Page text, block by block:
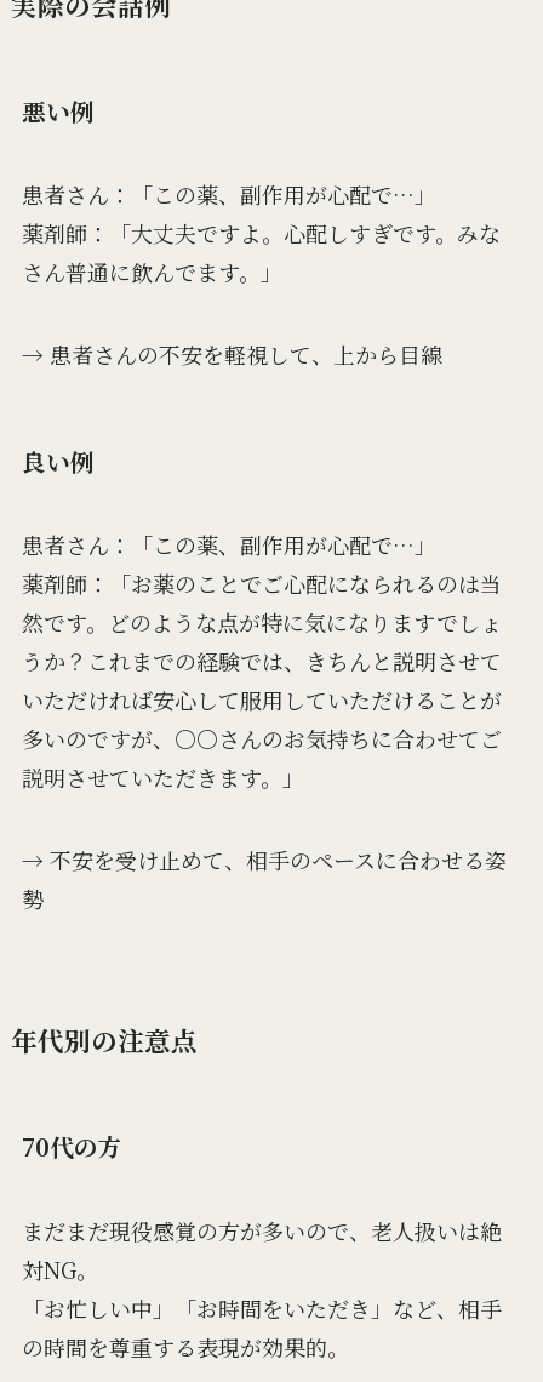
悪い例
患者さん：「この薬、副作用が心配で…」
薬剤師：「大丈夫ですよ。心配しすぎです。みな
さん普通に飲んでます。」
→ 患者さんの不安を軽視して、上から目線
良い例
患者さん：「この薬、副作用が心配で…」
薬剤師：「お薬のことでご心配になられるのは当
然です。どのような点が特に気になりますでしょ
うか？これまでの経験では、きちんと説明させて
いただければ安心して服用していただけることが
多いのですが、○○さんのお気持ちに合わせてご
説明させていただきます。」
→ 不安を受け止めて、相手のペースに合わせる姿
勢
年代別の注意点
70代の方
まだまだ現役感覚の方が多いので、老人扱いは絶
対NG。
「お忙しい中」「お時間をいただき」など、相手
の時間を尊重する表現が効果的。